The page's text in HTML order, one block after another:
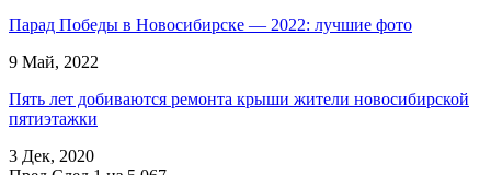
Парад Победы в Новосибирске — 2022: лучшие фото
9 Май, 2022
Пять лет добиваются ремонта крыши жители новосибирской
пятиэтажки
3 Дек, 2020